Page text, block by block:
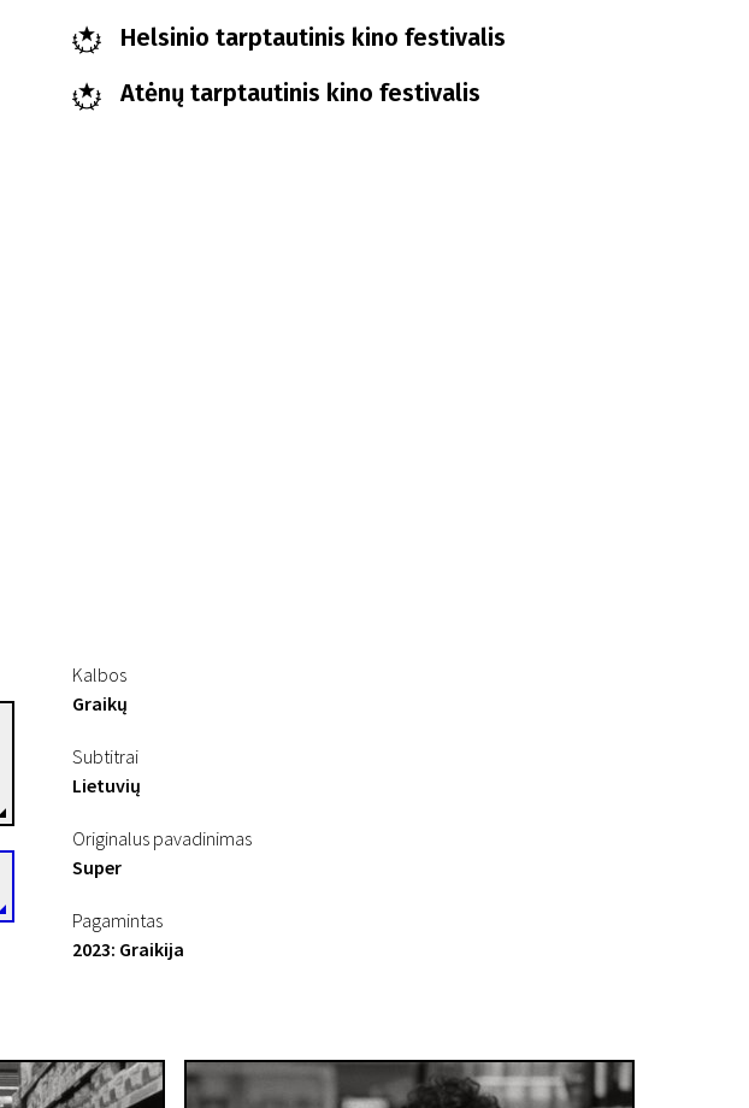
Helsinio tarptautinis kino festivalis
Atėnų tarptautinis kino festivalis
Kalbos
Graikų
Subtitrai
Lietuvių
Originalus pavadinimas
Super
Pagamintas
2023: Graikija